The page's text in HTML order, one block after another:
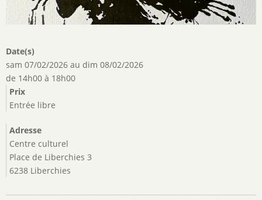
Date(s)
sam 07/02/2026 au dim 08/02/2026
de 14h00 à 18h00
Prix
Entrée libre
Adresse
Centre culturel
Place de Liberchies 3
6238 Liberchies